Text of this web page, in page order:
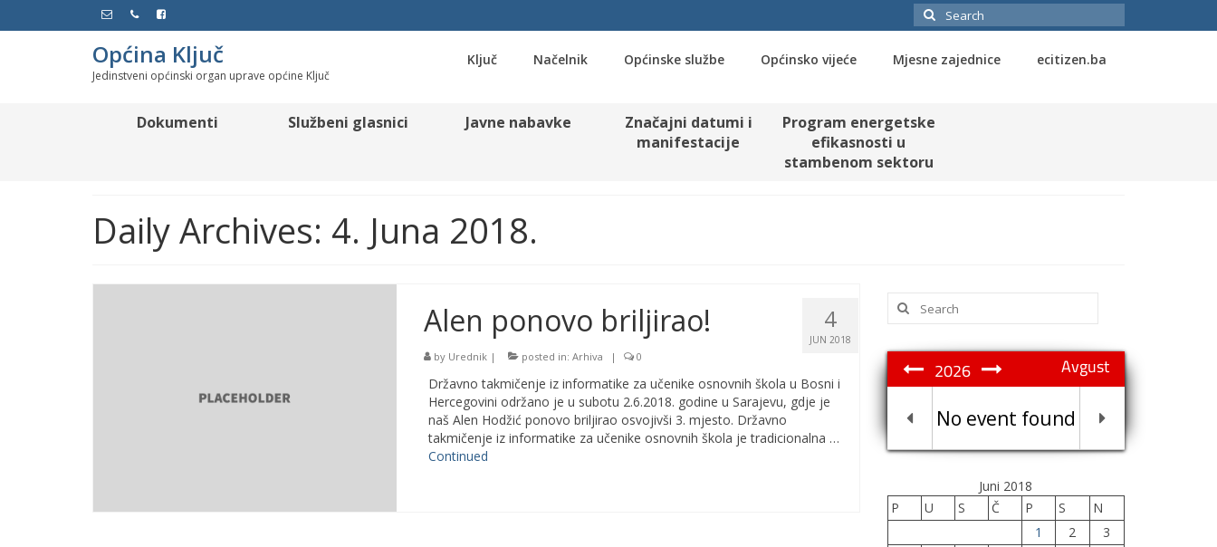
Search
for:
Općina Ključ
Jedinstveni općinski organ uprave općine Ključ
Ključ Načelnik Općinske službe Općinsko vijeće Mjesne zajednice ecitizen.ba
Dokumenti Službeni glasnici Javne nabavke
Značajni datumi i
manifestacije
Program energetske
efikasnosti u
stambenom sektoru
Daily Archives: 4. Juna 2018.
4
JUN 2018
Alen ponovo briljirao!
by Urednik| posted in: Arhiva | 0
Državno takmičenje iz informatike za učenike osnovnih škola u Bosni i
Hercegovini održano je u subotu 2.6.2018. godine u Sarajevu, gdje je
naš Alen Hodžić ponovo briljirao osvojivši 3. mjesto. Državno
takmičenje iz informatike za učenike osnovnih škola je tradicionalna …
Continued
Search
for:
Avgust
2026
No event found
Juni 2018
P
U S Č P S
N
1
2
3